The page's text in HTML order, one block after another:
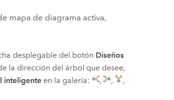
mapa de diagrama activa,
desplegable del botón Diseños
la dirección del árbol que desee,
inteligenteen la galería: , ,
,